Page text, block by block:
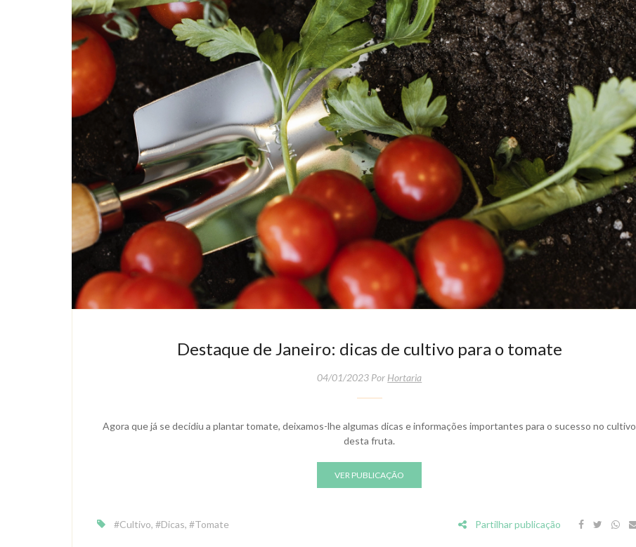
Destaque de Janeiro: dicas de cultivo para o tomate
04/01/2023 Por Hortaria
Agora que já se decidiu a plantar tomate, deixamos-lhe algumas dicas e informações importantes para o sucesso no cultivo
desta fruta.
VER PUBLICAÇÃO
#Cultivo, #Dicas, #Tomate Partilhar publicação